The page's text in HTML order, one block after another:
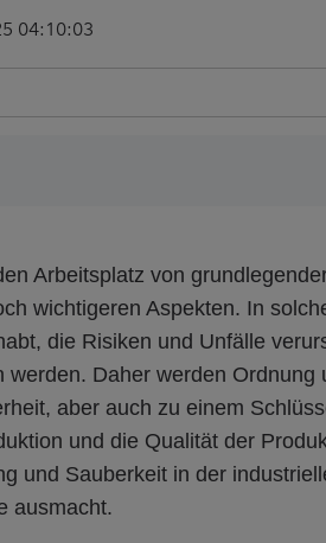
04:10:03
Arbeitsplatz von
wichtigeren Aspekten. In
die Risiken und Unfälle
Daher werden Ordnung
aber auch zu einem
und die Qualität der
und Sauberkeit in der
ausmacht.